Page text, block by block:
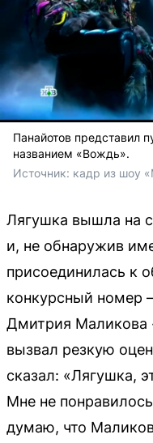
Панайотов представил
названием «Вождь».
Источник: кадр из шоу
Лягушка вышла на
и, не обнаружив
присоединилась к
конкурсный номер
Дмитрия Маликова
вызвал резкую
сказал: «Лягушка,
Мне не
думаю, что